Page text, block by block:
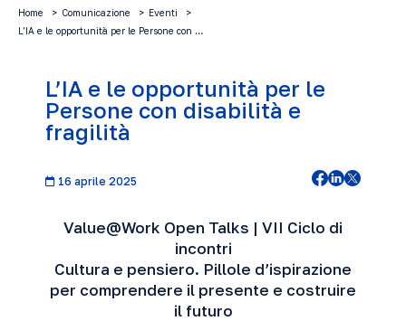
Home Comunicazione
Eventi
L’IA e le opportunità per le Persone con …
L’IA e le opportunità per le
Persone con disabilità e
fragilità
16 aprile 2025
Value@Work Open Talks | VII Ciclo di
incontri
Cultura e pensiero. Pillole d’ispirazione
per comprendere il presente e costruire
il futuro